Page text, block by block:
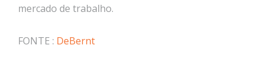
mercado de trabalho.
FONTE : DeBernt